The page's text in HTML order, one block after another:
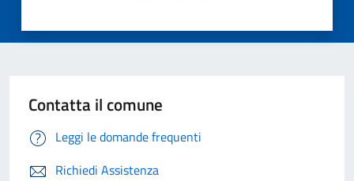
Contatta il comune
Leggi le domande frequenti
Richiedi Assistenza